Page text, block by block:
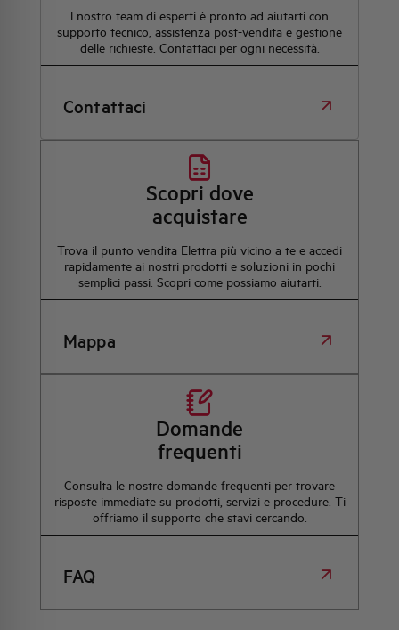
l nostro team di esperti è pronto ad aiutarti con
supporto tecnico, assistenza post-vendita e gestione
delle richieste. Contattaci per ogni necessità.
Contattaci
Scopri dove
acquistare
Trova il punto vendita Elettra più vicino a te e accedi
rapidamente ai nostri prodotti e soluzioni in pochi
semplici passi. Scopri come possiamo aiutarti.
Mappa
Domande
frequenti
Consulta le nostre domande frequenti per trovare
risposte immediate su prodotti, servizi e procedure. Ti
offriamo il supporto che stavi cercando.
FAQ